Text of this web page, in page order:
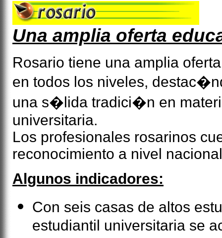
Una amplia oferta
Rosario tiene una amplia
en todos los niveles,
una s�lida tradici�n en
universitaria.
Los profesionales rosarinos
reconocimiento a nivel
Algunos indicadores:
Con seis casas de altos
estudiantil universitaria se